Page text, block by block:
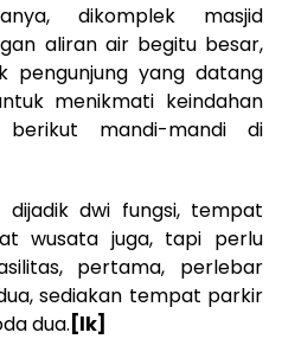
dikomplek masjid
aliran air begitu besar,
pengunjung yang datang
menikmati keindahan
mandi-mandi di
dijadik dwi fungsi, tempat
wusata juga, tapi perlu
pertama, perlebar
sediakan tempat parkir
dua. [lk]